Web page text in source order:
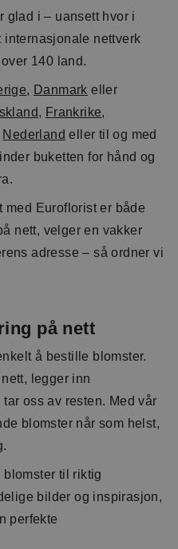
glad i – uansett hvor i
internasjonale nettverk
140 land.
, Danmark eller
, Frankrike,
Nederland eller til og med
buketten for hånd og
med Euroflorist er både
nett, velger en vakker
adresse – så ordner vi
på nett
å bestille blomster.
legger inn
oss av resten. Med vår
blomster når som helst,
til riktig
bilder og inspirasjon,
perfekte